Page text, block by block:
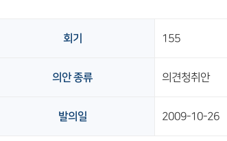
회기 155
의안 종류 의견청취안
발의일 2009-10-26